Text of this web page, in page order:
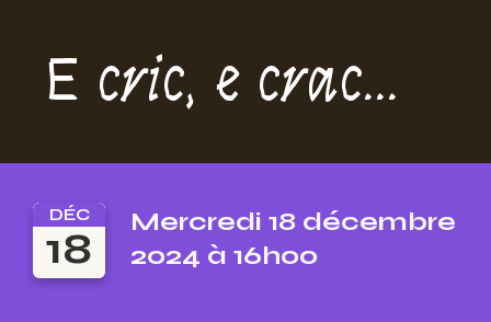
E cric, e crac...
DÉC
18
Mercredi 18 décembre
2024 à 16h00